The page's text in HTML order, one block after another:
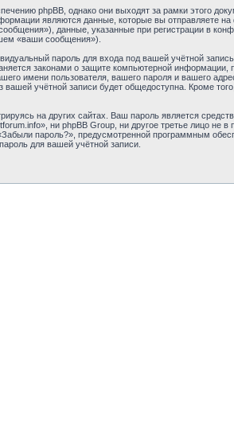
phpBB, однако они выходят за рамки этого
являются данные, которые вы отправляете
данные, указанные при регистрации в
«ваши сообщения»).
пароль для входа под вашей учётной
законами о защите компьютерной информации,
имени пользователя, вашего пароля и вашего
учётной записи будет общедоступна. Кроме
на других сайтах. Ваш пароль является
ни phpBB Group, ни другое третье лицо не
пароль?», предусмотренной программным
для вашей учётной записи.